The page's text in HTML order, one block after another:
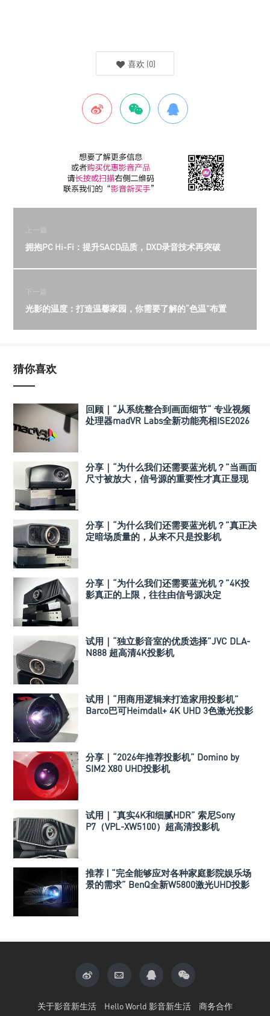
喜欢 (0)
上一篇
拥抱PC Hi-Fi：提升SACD品质，DXD录音技术再突破
下一篇
光影的温度：打造温馨家园，你需要了解的“色温”布置
猜你喜欢
回顾｜“从系统整合到画面细节“ 专业视频
处理器madVR Labs全新功能亮相ISE2026
分享｜“为什么我们还需要蓝光机？”当画面
尺寸被放大，信号源的重要性才真正显现
分享｜“为什么我们还需要蓝光机？”真正决
定暗场质量的，从来不只是投影机
分享｜“为什么我们还需要蓝光机？”4K投
影真正的上限，往往由信号源决定
试用｜“独立影音室的优质选择”JVC DLA-
N888 超高清4K投影机
试用｜“用商用逻辑来打造家用投影机”
Barco巴可Heimdall+ 4K UHD 3色激光投影
分享｜“2026年推荐投影机” Domino by
SIM2 X80 UHD投影机
试用｜“真实4K和细腻HDR” 索尼Sony
P7（VPL-XW5100）超高清投影机
推荐 | “完全能够应对各种家庭影院娱乐场
景的需求” BenQ全新W5800激光UHD投影
关于影音新生活 Hello World 影音新生活 商务合作